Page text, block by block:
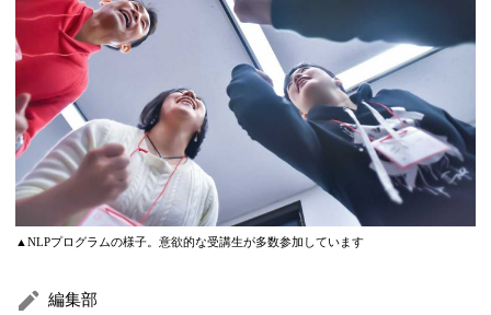
▲NLPプログラムの様子。意欲的な受講生が多数参加しています
編集部